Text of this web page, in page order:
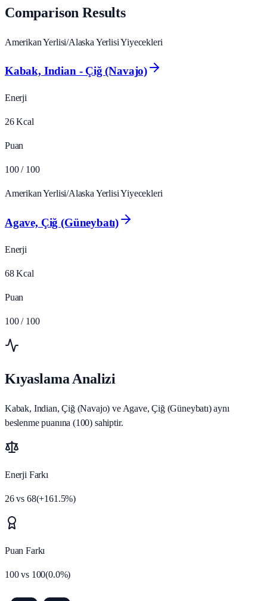
Comparison Results
Amerikan Yerlisi/Alaska Yerlisi Yiyecekleri
Kabak, Indian - Çiğ (Navajo)
Enerji
26 Kcal
Puan
100 / 100
Amerikan Yerlisi/Alaska Yerlisi Yiyecekleri
Agave, Çiğ (Güneybatı)
Enerji
68 Kcal
Puan
100 / 100
Kıyaslama Analizi
Kabak, Indian, Çiğ (Navajo) ve Agave, Çiğ (Güneybatı) aynı
beslenme puanına (100) sahiptir.
Enerji Farkı
26vs 68(+161.5%)
Puan Farkı
100vs 100(0.0%)